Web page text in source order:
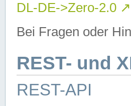
DL-DE->Zero-2.0 ↗
Bei Fragen oder
REST- und
REST-API